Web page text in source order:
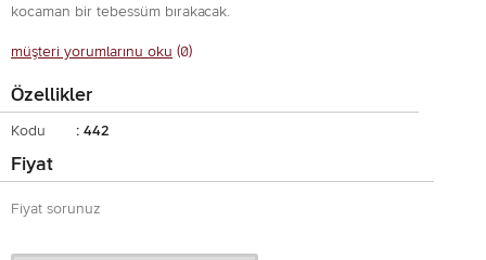
kocaman bir tebessüm bırakacak.
müşteri yorumlarınu oku (0)
Özellikler
Kodu : 442
Fiyat
Fiyat sorunuz